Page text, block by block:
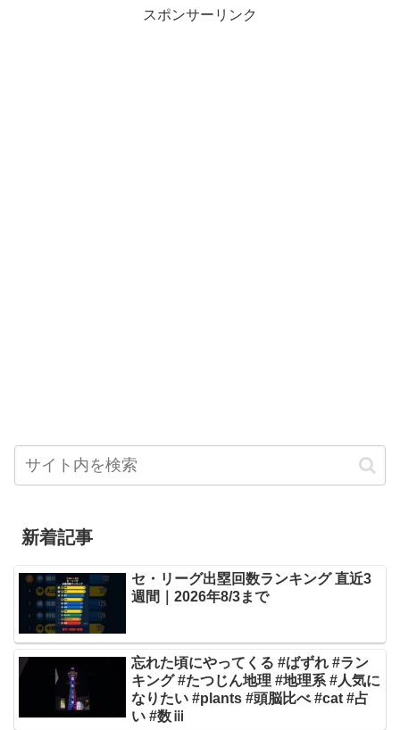
スポンサーリンク
新着記事
セ・リーグ出塁回数ランキング 直近3
週間｜2026年8/3まで
忘れた頃にやってくる #ばずれ #ラン
キング #たつじん地理 #地理系 #人気に
なりたい #plants #頭脳比べ #cat #占
い #数ⅲ